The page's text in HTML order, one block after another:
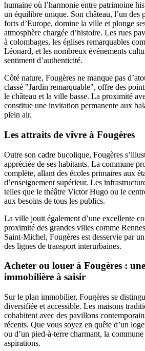
humaine où l’harmonie entre patrimoine
un équilibre unique. Son château, l’un des
forts d’Europe, domine la ville et plonge
atmosphère chargée d’histoire. Les rues
à colombages, les églises remarquables
Léonard, et les nombreux événements
sentiment d’authenticité.
Côté nature, Fougères ne manque pas
classé "Jardin remarquable", offre des
le château et la ville basse. La proximité
constitue une invitation permanente aux
plein air.
Les attraits de vivre à Fougères
Outre son cadre bucolique, Fougères
appréciée de ses habitants. La commune
complète, allant des écoles primaires aux
d’enseignement supérieur. Les
telles que le théâtre Victor Hugo ou le
aux besoins de tous les publics.
La ville jouit également d’une excellente
proximité des grandes villes comme
Saint-Michel, Fougères est desservie par
des lignes de transport interurbaines.
Acheter ou louer à Fougères :
immobilière à saisir
Sur le plan immobilier, Fougères se
diversifiée et accessible. Les maisons
cohabitent avec des pavillons
récents. Que vous soyez en quête d’un
ou d’un pied-à-terre charmant, la
aspirations.